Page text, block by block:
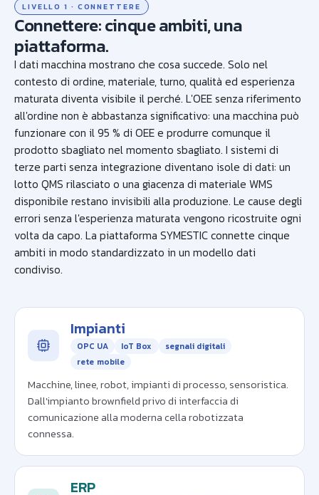
LIVELLO 1 · CONNETTERE
Connettere: cinque ambiti, una
piattaforma.
I dati macchina mostrano che cosa succede. Solo nel
contesto di ordine, materiale, turno, qualità ed esperienza
maturata diventa visibile il perché. L'OEE senza riferimento
all'ordine non è abbastanza significativo: una macchina può
funzionare con il 95 % di OEE e produrre comunque il
prodotto sbagliato nel momento sbagliato. I sistemi di
terze parti senza integrazione diventano isole di dati: un
lotto QMS rilasciato o una giacenza di materiale WMS
disponibile restano invisibili alla produzione. Le cause degli
errori senza l'esperienza maturata vengono ricostruite ogni
volta da capo. La piattaforma SYMESTIC connette cinque
ambiti in modo standardizzato in un modello dati
condiviso.
Impianti
OPC UA IoT Box
segnali digitali
rete mobile
Macchine, linee, robot, impianti di processo, sensoristica.
Dall'impianto brownfield privo di interfaccia di
comunicazione alla moderna cella robotizzata
connessa.
ERP